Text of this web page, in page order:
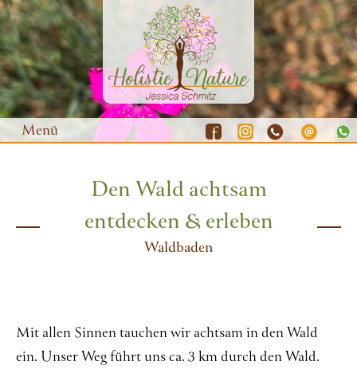
Menü
Waldbaden
Yoga
Natur-Coaching
Termine
Den Wald achtsam
entdecken & erleben
Waldbaden
Mit allen Sinnen tauchen wir achtsam in den Wald
ein. Unser Weg führt uns ca. 3 km durch den Wald.